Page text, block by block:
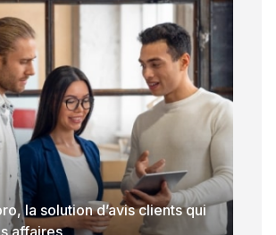
la solution d’avis clients qui
affaires